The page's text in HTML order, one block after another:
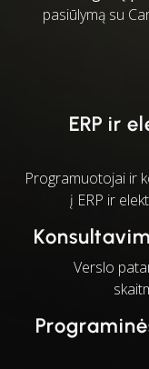
pasiūlymą su
ERP ir
Programuotojai ir
į ERP ir
Verslo